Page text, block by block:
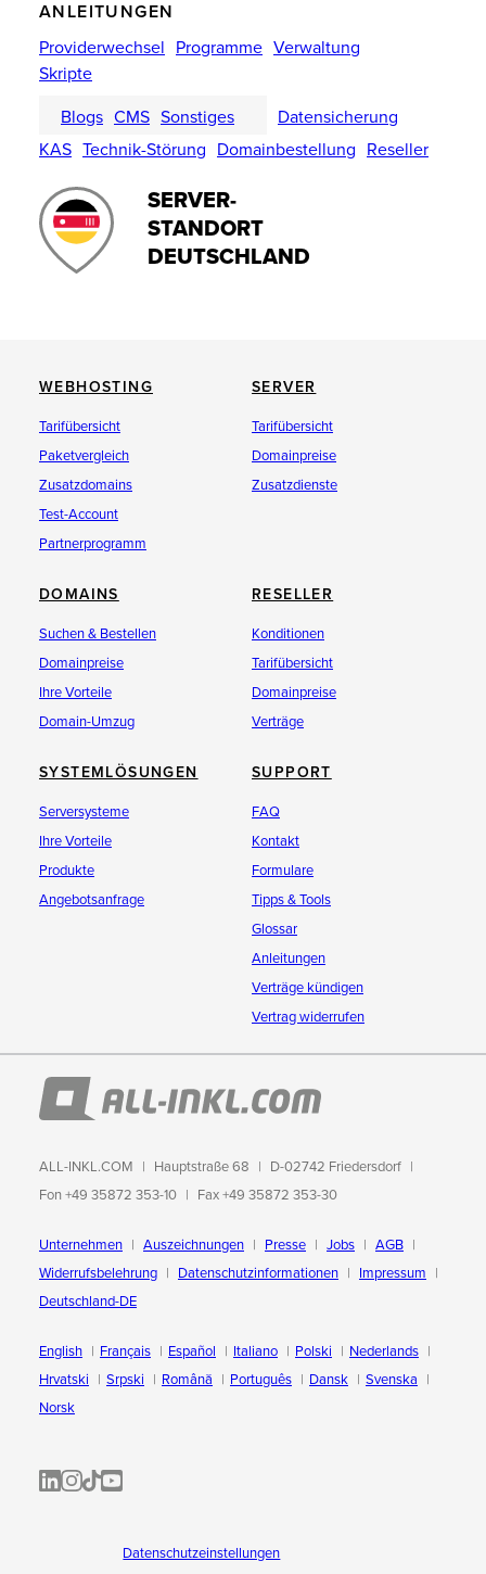
ANLEITUNGEN
Providerwechsel Programme Verwaltung
Skripte
Blogs CMS Sonstiges
Datensicherung
KAS Technik-Störung Domainbestellung Reseller
SERVER-
STANDORT
DEUTSCHLAND
WEBHOSTING
Tarifübersicht
Paketvergleich
Zusatzdomains
Test-Account
Partnerprogramm
SERVER
Tarifübersicht
Domainpreise
Zusatzdienste
DOMAINS
Suchen & Bestellen
Domainpreise
Ihre Vorteile
Domain-Umzug
RESELLER
Konditionen
Tarifübersicht
Domainpreise
Verträge
SYSTEMLÖSUNGEN
Serversysteme
Ihre Vorteile
Produkte
Angebotsanfrage
SUPPORT
FAQ
Kontakt
Formulare
Tipps & Tools
Glossar
Anleitungen
Verträge kündigen
Vertrag widerrufen
ALL-INKL.COM Hauptstraße 68
D-02742 Friedersdorf
Fon +49 35872 353-10
Fax +49 35872 353-30
Unternehmen Auszeichnungen Presse Jobs
AGB
Widerrufsbelehrung
Datenschutzinformationen
Impressum
Deutschland-DE
English Français Español Italiano Polski
Nederlands
Hrvatski
Srpski Română Português Dansk
Svenska
Norsk
ALL-INKL.COM | LinkedIn
ALL-INKL.COM • Instagram photos and videos
ALL-INKL.COM | TikTok
ALLINKL.COM - YouTube
Datenschutzeinstellungen